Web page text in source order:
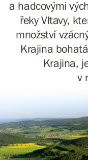
a hadcovými
řeky Vltavy,
množství
Krajina
Krajina,
v